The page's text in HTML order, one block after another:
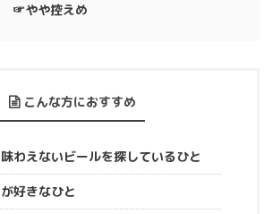
やや控えめ
こんな方におすすめ
わえないビールを探しているひと
好きなひと